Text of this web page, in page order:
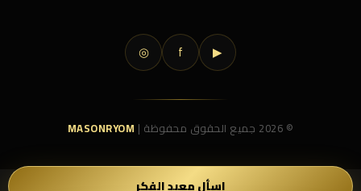
▶
f
◎
© 2026 جميع الحقوق محفوظة | MASONRYOM
اسأل معبد الفكر